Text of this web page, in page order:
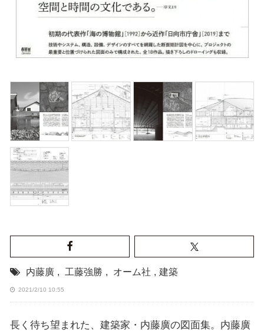
内藤廣 , 工藤強勝 , オーム社 , 建築
2021/2/10 10:55
長く待ち望まれた、建築家・内藤廣の図面集。内藤廣